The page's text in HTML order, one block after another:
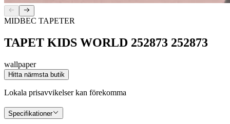
MIDBEC TAPETER
TAPET KIDS WORLD 252873 252873
wallpaper
Hitta närmsta butik
Lokala prisavvikelser kan förekomma
Specifikationer